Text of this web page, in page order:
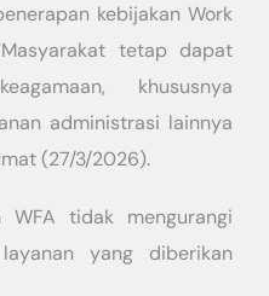
kebijakan Work
tetap dapat
khususnya
administrasi lainnya
(27/3/2026).
WFA tidak mengurangi
yang diberikan